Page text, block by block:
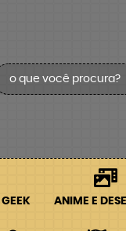
ANIME E